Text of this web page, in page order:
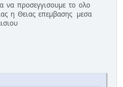
να προσεγγισουμε το ολο
η Θειας επεμβασης μεσα